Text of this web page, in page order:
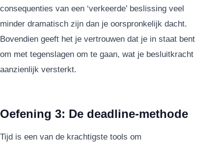
consequenties van een ‘verkeerde’ beslissing veel
minder dramatisch zijn dan je oorspronkelijk dacht.
Bovendien geeft het je vertrouwen dat je in staat bent
om met tegenslagen om te gaan, wat je besluitkracht
aanzienlijk versterkt.
Oefening 3: De deadline-methode
Tijd is een van de krachtigste tools om